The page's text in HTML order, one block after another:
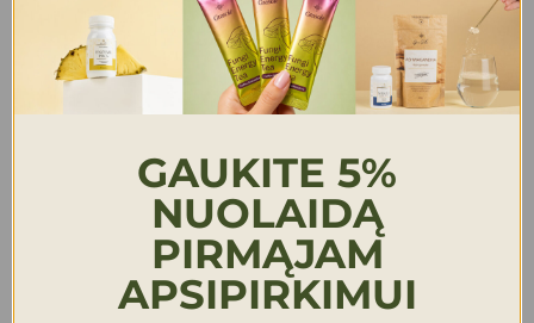
Cukinijų šiaudelių,
Raudonos paprikos,
GAUKITE 5%
NUOLAIDĄ
PIRMĄJAM
APSIPIRKIMUI